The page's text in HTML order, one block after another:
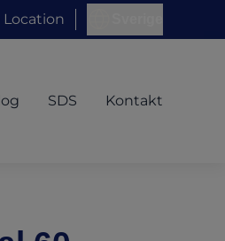
Location
SDS Kontakt